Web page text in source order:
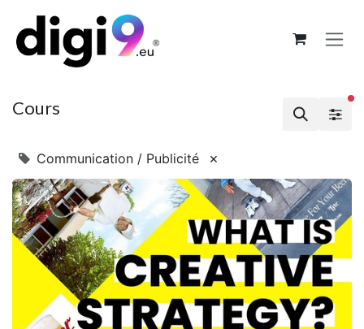
Se rendre au contenu
Cours
Communication / Publicité ×